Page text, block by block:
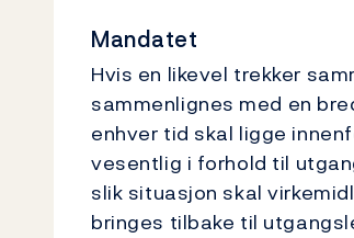
Mandatet
Hvis en likevel trekker
sammenlignes med en
enhver tid skal ligge
vesentlig i forhold til
slik situasjon skal
bringes tilbake til